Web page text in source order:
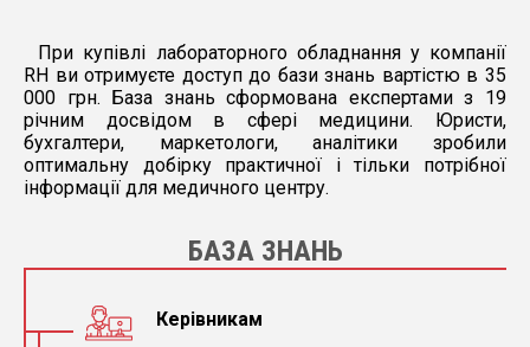
При купівлі лабораторного обладнання у компанії
RH ви отримуєте доступ до бази знань вартістю в 35
000 грн. База знань сформована експертами з 19
річним досвідом в сфері медицини. Юристи,
бухгалтери, маркетологи, аналітики зробили
оптимальну добірку практичної і тільки потрібної
інформації для медичного центру.
БАЗА ЗНАНЬ
Керівникам